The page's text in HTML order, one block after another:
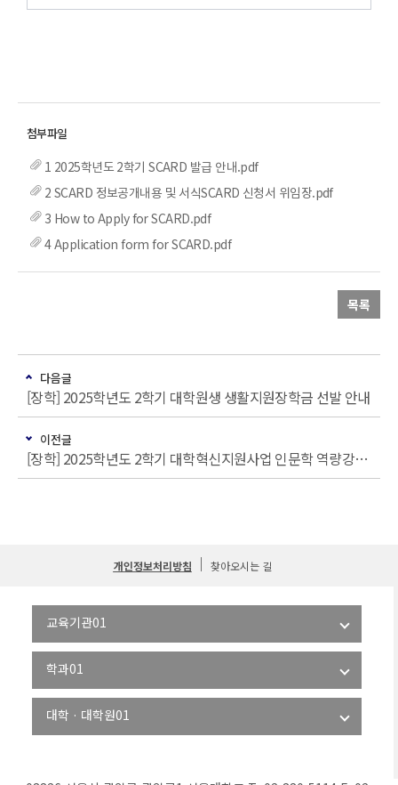
1 2025학년도 2학기 SCARD 발급 안내.pdf
2 SCARD 정보공개내용 및 서식SCARD 신청서 위임장.pdf
3 How to Apply for SCARD.pdf
4 Application form for SCARD.pdf
목록
다음글
[장학] 2025학년도 2학기 대학원생 생활지원장학금 선발 안내
이전글
[장학] 2025학년도 2학기 대학혁신지원사업 인문학 역량강화 <학/석/박사 학업지원금> 선발 안내
개인정보처리방침 찾아오시는 길